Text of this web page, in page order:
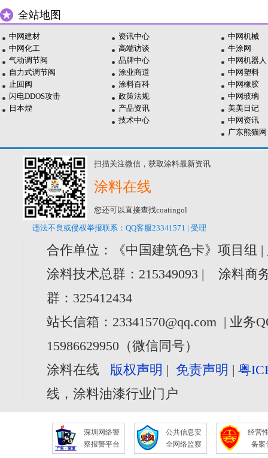
全站地图
中网建材
中网化工
气动调节阀
自力式调节阀
止回阀
闪电DDOS攻击
日本煙
资讯中心
高端访谈
品牌中心
涂业商道
涂料百科
政策法规
产品资讯
技术中心
中网机械
牛涂网
中网机器人
中网塑料
中网橡胶
中网玻璃
美美日记
中网资讯
广东熊猫网
扫描关注微信，获取涂料最新资讯
涂料在线
您还可以直接查找coatingol
违法不良或侵权举报联系：QQ客服23341571 | 受理
合作单位：《中国建筑色卡》项目组
涂料技术总群：215349093 | 涂料商
群：325412434
站长信箱：23341570@qq.com | 业务
15986629950（微信同号）
涂料在线 版权声明 | 免责声明 |粤
线，涂料油漆行业门户
深圳网络警
察报警平台
公共信息安
全网络监察
经营
备案